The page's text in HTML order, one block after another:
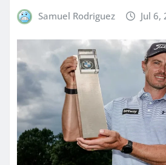
Samuel Rodriguez Jul 6,